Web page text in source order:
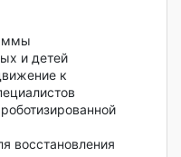
и детей
к
восстановления